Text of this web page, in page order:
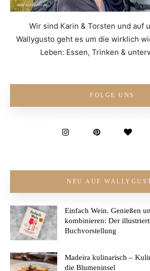
Wir sind Karin & Torsten und auf
Wallygusto geht es um die wirklich
Leben: Essen, Trinken &
FOLGE UNS
NEU AUF
Einfach Wein. Genießen
kombinieren: Der
Buchvorstellung
Madeira kulinarisch –
die Blumeninsel